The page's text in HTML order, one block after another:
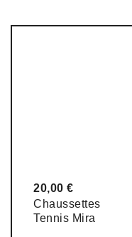
20,00 €
Chaussettes
Tennis Mira